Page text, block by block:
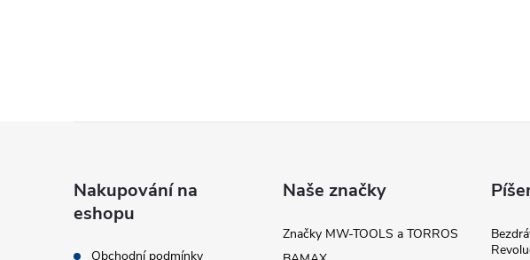
p
k
Nakupování na
eshopu
Obchodní podmínky
Naše značky
Značky MW-TOOLS a TORROS